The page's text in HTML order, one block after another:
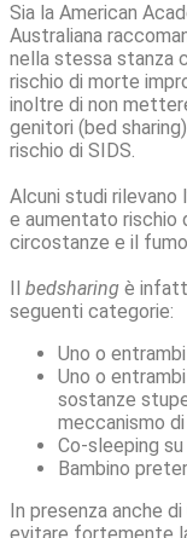
Sia la American
Australiana
nella stessa stanza
rischio di morte
inoltre di non
genitori (bed
rischio di SIDS.
Alcuni studi rilevano
e aumentato rischio
circostanze e il
Il bedsharing è
seguenti categorie:
Uno o
Uno o
sostanze
meccanismo
Co-sleeping
Bambino
In presenza anche